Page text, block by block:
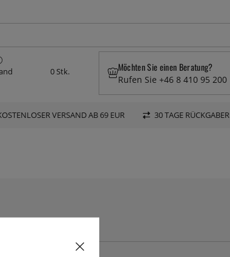
0 Stk. Möchten Sie einen Beratung?
Rufen Sie +46 8 410 95 200
VERSAND AB 69 EUR 30 TAGE